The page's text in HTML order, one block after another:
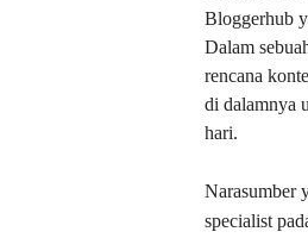
Bloggerhub
Dalam
rencana
di dalamnya
hari.
Narasumber
specialist